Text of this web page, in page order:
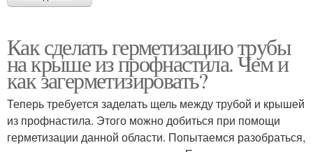
Как сделать герметизацию трубы
на крыше из профнастила. Чем и
как загерметизировать?
Теперь требуется заделать щель между трубой и крышей
из профнастила. Этого можно добиться при помощи
герметизации данной области. Попытаемся разобраться,